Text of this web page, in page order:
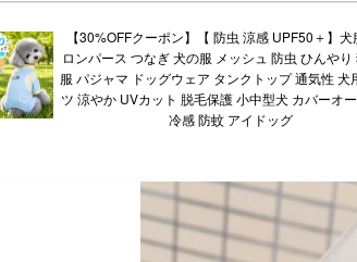
【30%OFFクーポン】【 防虫 涼感 UPF50＋】犬
ロンパース つなぎ 犬の服 メッシュ 防虫 ひんやり
服 パジャマ ドッグウェア タンクトップ 通気性 犬
ツ 涼やか UVカット 脱毛保護 小中型犬 カバーオ
冷感 防蚊 アイドッグ